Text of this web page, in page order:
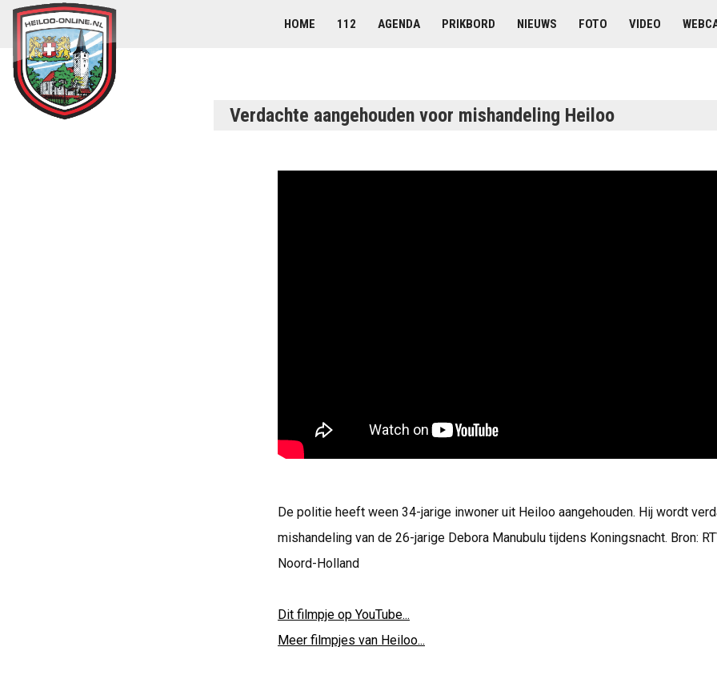
HOME 112 AGENDA PRIKBORD NIEUWS FOTO VIDEO
Verdachte aangehouden voor mishandeling Heiloo
De politie heeft ween 34-jarige inwoner uit Heiloo aangehouden. Hij wordt
mishandeling van de 26-jarige Debora Manubulu tijdens Koningsnacht. Bron:
Noord-Holland
Dit filmpje op YouTube...
Meer filmpjes van Heiloo...